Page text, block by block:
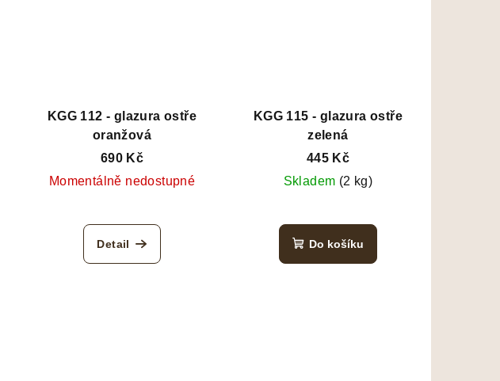
KGG 112 - glazura ostře
oranžová
690 Kč
Momentálně nedostupné
Detail
KGG 115 - glazura ostře
zelená
445 Kč
Skladem (2 kg)
Do košíku